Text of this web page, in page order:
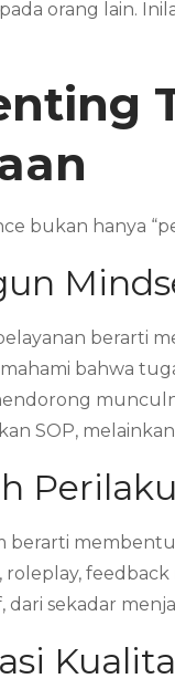
orang lain.
bukan hanya
berarti
bahwa
SOP,
dari sekadar